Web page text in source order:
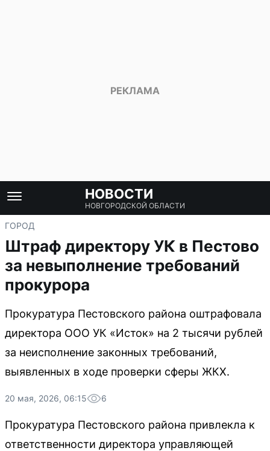
НОВОСТИ
НОВГОРОДСКОЙ ОБЛАСТИ
ГОРОД
Штраф директору УК в Пестово
за невыполнение требований
прокурора
Прокуратура Пестовского района оштрафовала
директора ООО УК «Исток» на 2 тысячи рублей
за неисполнение законных требований,
выявленных в ходе проверки сферы ЖКХ.
20 мая, 2026, 06:15 6
Прокуратура Пестовского района привлекла к
ответственности директора управляющей